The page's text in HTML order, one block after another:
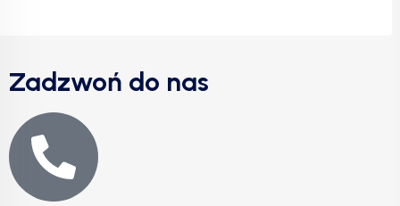
Zadzwoń do nas